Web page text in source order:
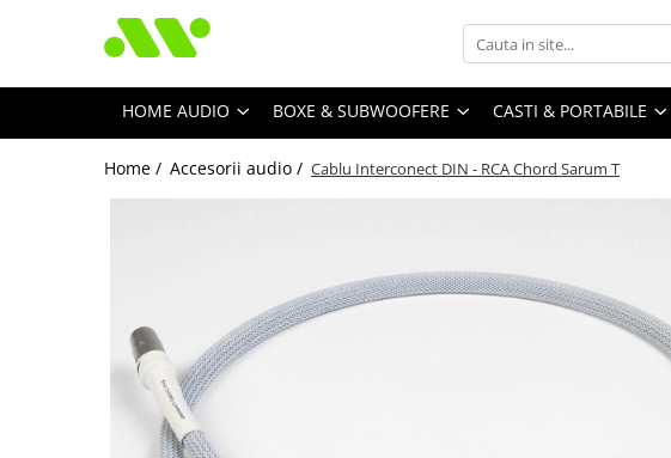
HOME AUDIO BOXE & SUBWOOFERE CASTI & PORTABILE
Home / Accesorii audio / Cablu Interconect DIN - RCA Chord Sarum T